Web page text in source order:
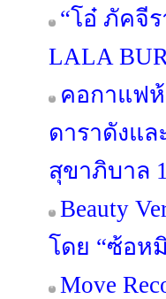
“โอ๋ ภัคจี
LALA
คอกาแฟห้
ดาราดังแ
สุขาภิบาล
Beauty
โดย “ซ้อห
Move